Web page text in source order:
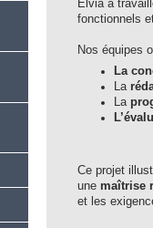
Elvia a
fonctionnels
Nos équipes
La
La
La
Ce projet
une maîtrise
et les